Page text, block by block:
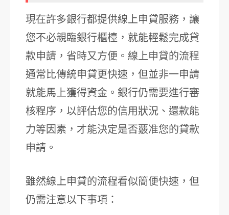
現在許多銀行都提供線上申貸服務，讓
您不必親臨銀行櫃檯，就能輕鬆完成貸
款申請，省時又方便。線上申貸的流程
通常比傳統申貸更快速，但並非一申請
就能馬上獲得資金。銀行仍需要進行審
核程序，以評估您的信用狀況、還款能
力等因素，才能決定是否覈准您的貸款
申請。
雖然線上申貸的流程看似簡便快速，但
仍需注意以下事項：